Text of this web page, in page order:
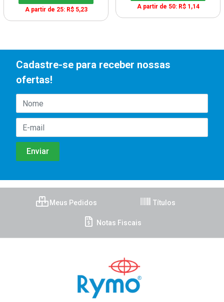
A partir de 25: R$ 5,23 A partir de 50: R$ 1,14
Cadastre-se para receber nossas
ofertas!
Meus Pedidos Títulos
Notas Fiscais